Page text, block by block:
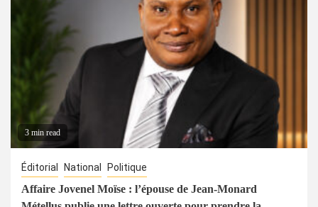
3 min read
Éditorial National Politique
Affaire Jovenel Moïse : l’épouse de Jean-Monard